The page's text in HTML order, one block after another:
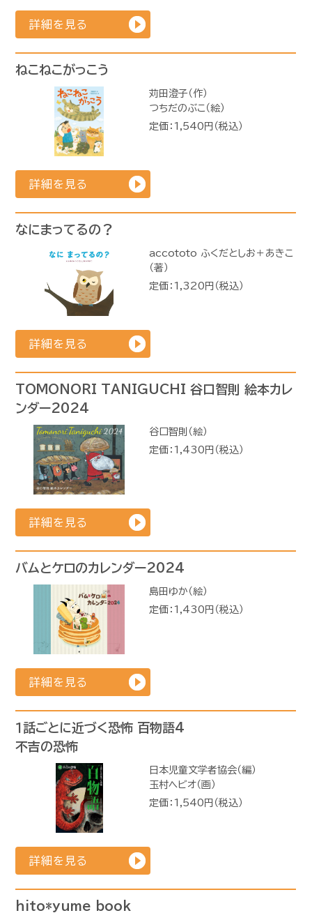
詳細を見る
ねこねこがっこう
苅田澄子（作）
つちだのぶこ（絵）
定価：1,540円（税込）
詳細を見る
なにまってるの？
accototo ふくだとしお＋あきこ
（著）
定価：1,320円（税込）
詳細を見る
TOMONORI TANIGUCHI 谷口智則 絵本カレ
ンダー2024
谷口智則（絵）
定価：1,430円（税込）
詳細を見る
バムとケロのカレンダー2024
島田ゆか（絵）
定価：1,430円（税込）
詳細を見る
１話ごとに近づく恐怖 百物語4
不吉の恐怖
日本児童文学者協会（編）
玉村ヘビオ（画）
定価：1,540円（税込）
詳細を見る
hito*yume book